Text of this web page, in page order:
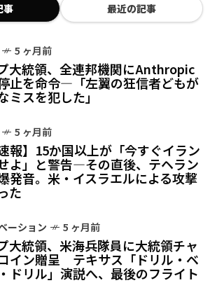
事 最近の記事
5 ヶ月前
大統領、全連邦機関にAnthropic
止を命令—「左翼の狂信者どもが
ミスを犯した」
5 ヶ月前
速報】15か国以上が「今すぐイラン
よ」と警告—その直後、テヘラン
発音。米・イスラエルによる攻撃
た
ーション 5 ヶ月前
大統領、米海兵隊員に大統領チャ
イン贈呈 テキサス「ドリル・ベ
ドリル」演説へ、最後のフライト